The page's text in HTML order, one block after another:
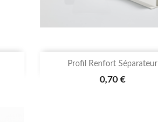
Profil Renfort Séparateur
0,70 €
Aperçu rapide